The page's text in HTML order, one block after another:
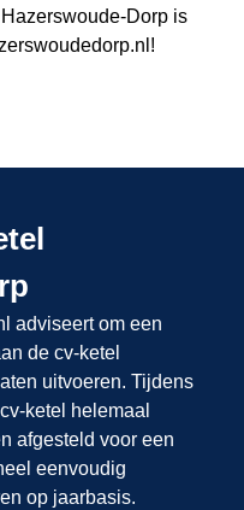
Dorp is
!
adviseert om een
de cv-ketel
uitvoeren. Tijdens
ketel helemaal
afgesteld voor een
eenvoudig
op jaarbasis.